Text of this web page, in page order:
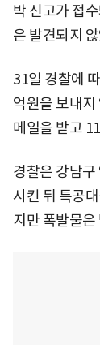
박 신고가 접
은 발견되지
31일 경찰에
억원을 보내지
메일을 받고
경찰은 강남구
시킨 뒤 특공
지만 폭발물